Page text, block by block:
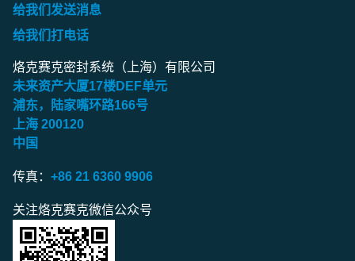
给我们发送消息
给我们打电话
烙克赛克密封系统（上海）有限公司
未来资产大厦17楼DEF单元
浦东，陆家嘴环路166号
上海 200120
中国
传真： +86 21 6360 9906
关注烙克赛克微信公众号